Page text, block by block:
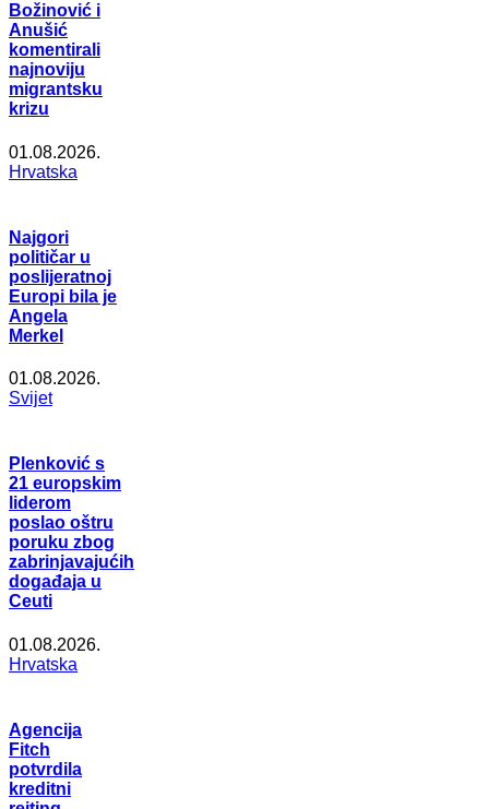
Božinović i
Anušić
komentirali
najnoviju
migrantsku
krizu
01.08.2026.
Hrvatska
Najgori
političar u
poslijeratnoj
Europi bila je
Angela
Merkel
01.08.2026.
Svijet
Plenković s
21 europskim
liderom
poslao oštru
poruku zbog
zabrinjavajućih
događaja u
Ceuti
01.08.2026.
Hrvatska
Agencija
Fitch
potvrdila
kreditni